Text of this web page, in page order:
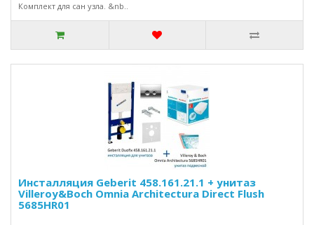
Комплект для сан узла. &nb..
Инсталляция Geberit 458.161.21.1 + унитаз
Villeroy&Boch Omnia Architectura Direct Flush
5685HR01